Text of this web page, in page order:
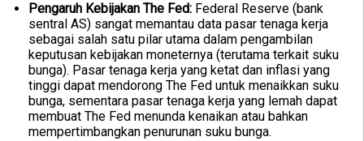
Pengaruh Kebijakan The Fed: Federal Reserve (bank
sentral AS) sangat memantau data pasar tenaga kerja
sebagai salah satu pilar utama dalam pengambilan
keputusan kebijakan moneternya (terutama terkait suku
bunga). Pasar tenaga kerja yang ketat dan inflasi yang
tinggi dapat mendorong The Fed untuk menaikkan suku
bunga, sementara pasar tenaga kerja yang lemah dapat
membuat The Fed menunda kenaikan atau bahkan
mempertimbangkan penurunan suku bunga.